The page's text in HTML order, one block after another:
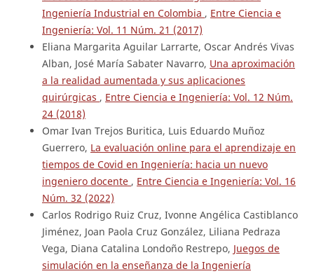
Ingeniería Industrial en Colombia , Entre Ciencia e
Ingeniería: Vol. 11 Núm. 21 (2017)
Eliana Margarita Aguilar Larrarte, Oscar Andrés Vivas
Alban, José María Sabater Navarro, Una aproximación
a la realidad aumentada y sus aplicaciones
quirúrgicas , Entre Ciencia e Ingeniería: Vol. 12 Núm.
24 (2018)
Omar Ivan Trejos Buritica, Luis Eduardo Muñoz
Guerrero, La evaluación online para el aprendizaje en
tiempos de Covid en Ingeniería: hacia un nuevo
ingeniero docente , Entre Ciencia e Ingeniería: Vol. 16
Núm. 32 (2022)
Carlos Rodrigo Ruiz Cruz, Ivonne Angélica Castiblanco
Jiménez, Joan Paola Cruz González, Liliana Pedraza
Vega, Diana Catalina Londoño Restrepo, Juegos de
simulación en la enseñanza de la Ingeniería